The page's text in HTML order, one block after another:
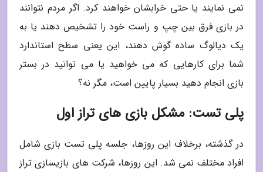
نمی نمایند یا حتی خرابشان خواهند کرد. اگر مردم نتوانند
در بازی فرق بین چپ و راست خود را تشخیص دهند یا به
یک دیالوگ ساده گوش دهند، این یعنی سطح استاندارد
شما برای کارهایی که می خواهید یا می توانید در بستر
بازی انجام دهید بسیار پایین است، مگر نه؟
پلی تست: مشکل بازی های تراز اول
در گذشته، برخلاف این روزها، جلسه پلی تست بازی شامل
افراد مختلف نمی شد. این روزها، شرکت های بازیسازی تراز